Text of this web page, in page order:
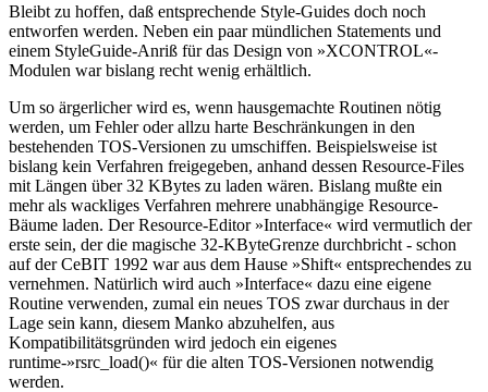
Bleibt zu hoffen, daß entsprechende Style-Guides doch noch
entworfen werden. Neben ein paar mündlichen Statements und
einem StyleGuide-Anriß für das Design von »XCONTROL«-
Modulen war bislang recht wenig erhältlich.
Um so ärgerlicher wird es, wenn hausgemachte Routinen nötig
werden, um Fehler oder allzu harte Beschränkungen in den
bestehenden TOS-Versionen zu umschiffen. Beispielsweise ist
bislang kein Verfahren freigegeben, anhand dessen Resource-Files
mit Längen über 32 KBytes zu laden wären. Bislang mußte ein
mehr als wackliges Verfahren mehrere unabhängige Resource-
Bäume laden. Der Resource-Editor »Interface« wird vermutlich der
erste sein, der die magische 32-KByteGrenze durchbricht - schon
auf der CeBIT 1992 war aus dem Hause »Shift« entsprechendes zu
vernehmen. Natürlich wird auch »Interface« dazu eine eigene
Routine verwenden, zumal ein neues TOS zwar durchaus in der
Lage sein kann, diesem Manko abzuhelfen, aus
Kompatibilitätsgründen wird jedoch ein eigenes
runtime-»rsrc_load()« für die alten TOS-Versionen notwendig
werden.